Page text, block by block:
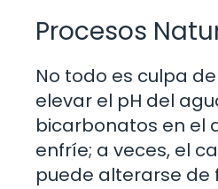
Procesos
No todo es culpa
elevar el pH del
bicarbonatos en el
enfríe; a veces, el
puede alterarse de